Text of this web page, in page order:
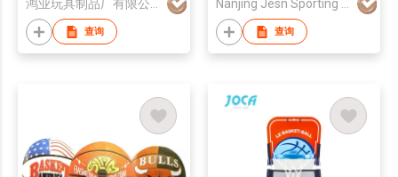
鸿业玩具制品厂有限公司
查询
Nanjing Jesn Sporting Goods Co., Ltd
查询